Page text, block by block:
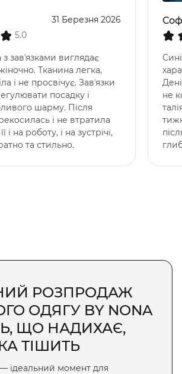
5.0
31 Березня 2026
завʼязками виглядає
Тканина легка,
і не просвічує. Завʼязки
посадку і
шарму. Після
і не втратила
на роботу, і на зустрічі,
та стильно.
не
РОЗПРОДАЖ
ОДЯГУ BY NONA
ЩО НАДИХАЄ,
ТІШИТЬ
ідеальний момент для